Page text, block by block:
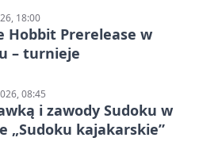
18:00
Hobbit Prerelease w
– turnieje
08:45
i zawody Sudoku w
„Sudoku kajakarskie”